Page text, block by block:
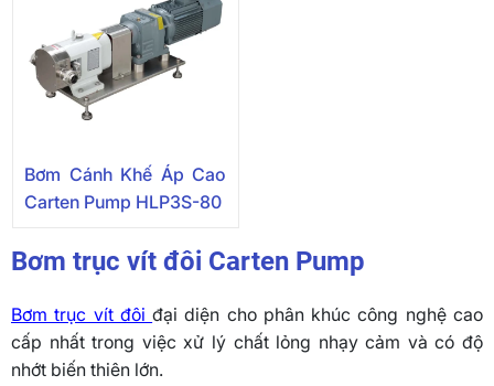
Bơm Cánh Khế Áp Cao
Carten Pump HLP3S-80
Bơm trục vít đôi Carten Pump
Bơm trục vít đôi đại diện cho phân khúc công nghệ cao
cấp nhất trong việc xử lý chất lỏng nhạy cảm và có độ
nhớt biến thiên lớn.